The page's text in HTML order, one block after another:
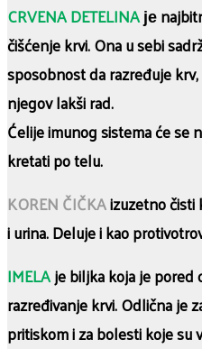
CRVENA DETELINAје
čišćenje krvi. Ona u sebi
sposobnost da razređuje
njegov lakši rad.
Ćelije imunog sistema će se
kretati po telu.
KOREN ČIČKAizuzetno čisti
i urina. Deluje i kao
IMELAje biljka koja je pored
razređivanje krvi. Odlična je
pritiskom i za bolesti koje su